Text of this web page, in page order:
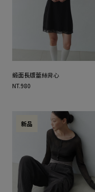
緞面長版蕾絲背心
NT.980
新品